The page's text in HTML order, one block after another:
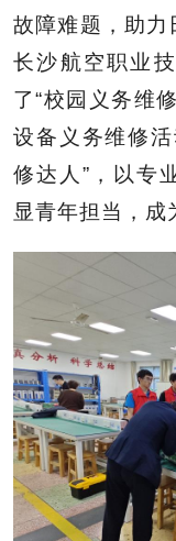
故障难题，助力
长沙航空职业
了“校园义务维
设备义务维修
修达人”，以专
显青年担当，成